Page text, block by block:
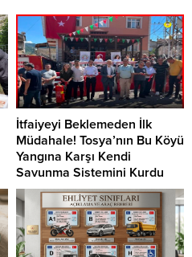
İtfaiyeyi Beklemeden İlk
Müdahale! Tosya’nın Bu Köyü
Yangına Karşı Kendi
Savunma Sistemini Kurdu